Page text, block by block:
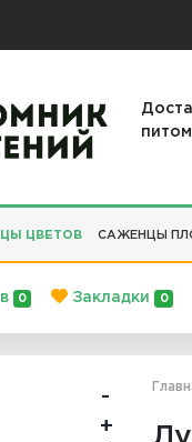
ЦВЕТОВ САЖЕНЦЫ
0 Закладки 0